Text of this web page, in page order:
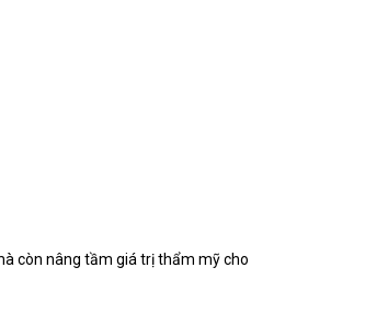
còn nâng tầm giá trị thẩm mỹ cho